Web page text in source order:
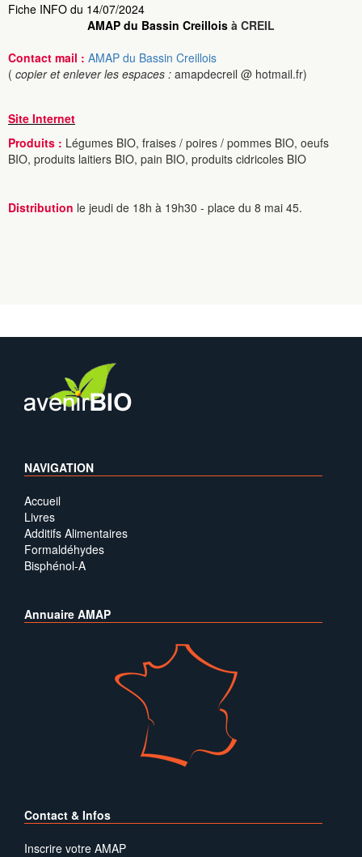
Fiche INFO du 14/07/2024
AMAP du Bassin Creillois à CREIL
Contact mail : AMAP du Bassin Creillois
( copier et enlever les espaces : amapdecreil @ hotmail.fr)
Site Internet
Produits : Légumes BIO, fraises / poires / pommes BIO, oeufs
BIO, produits laitiers BIO, pain BIO, produits cidricoles BIO
Distribution le jeudi de 18h à 19h30 - place du 8 mai 45.
NAVIGATION
Accueil
Livres
Additifs Alimentaires
Formaldéhydes
Bisphénol-A
Annuaire AMAP
Contact & Infos
Inscrire votre AMAP